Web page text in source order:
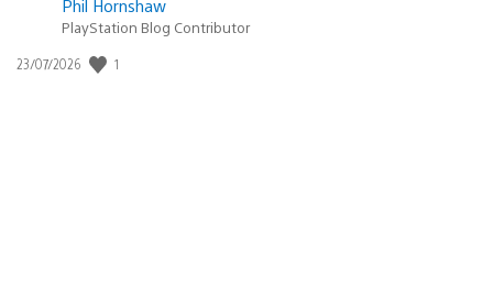
Phil Hornshaw
PlayStation Blog Contributor
Fecha
23/07/2026 1